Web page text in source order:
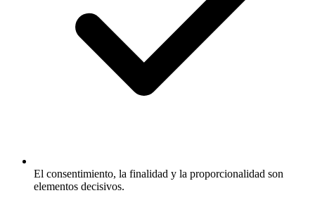
El consentimiento, la finalidad y la proporcionalidad son
elementos decisivos.